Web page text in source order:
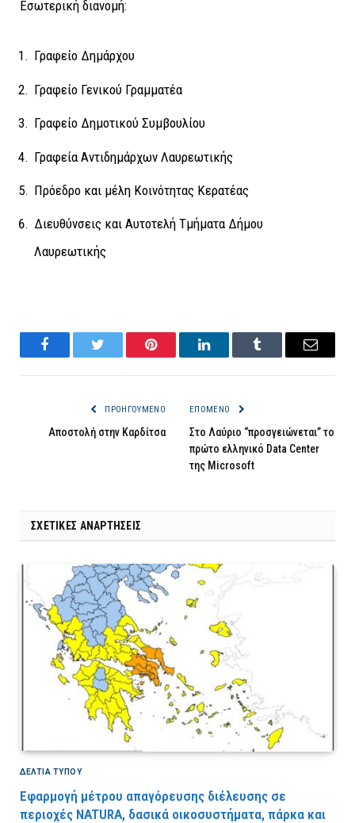
Εσωτερική διανομή:
Γραφείο Δημάρχου
Γραφείο Γενικού Γραμματέα
Γραφείο Δημοτικού Συμβουλίου
Γραφεία Αντιδημάρχων Λαυρεωτικής
Πρόεδρο και μέλη Κοινότητας Κερατέας
Διευθύνσεις και Αυτοτελή Τμήματα Δήμου
Λαυρεωτικής
FacebookTwitter Pinterest LinkedInTumblr Email
ΠΡΟΗΓΟΎΜΕΝΟ
Αποστολή στην Καρδίτσα
ΕΠΌΜΕΝΟ
Στο Λαύριο “προσγειώνεται” το
πρώτο ελληνικό Data Center
της Microsoft
ΣΧΕΤΙΚΈΣ ΑΝΑΡΤΉΣΕΙΣ
ΔΕΛΤΙΑ ΤΥΠΟΥ
Εφαρμογή μέτρου απαγόρευσης διέλευσης σε
περιοχές NATURA, δασικά οικοσυστήματα, πάρκα και